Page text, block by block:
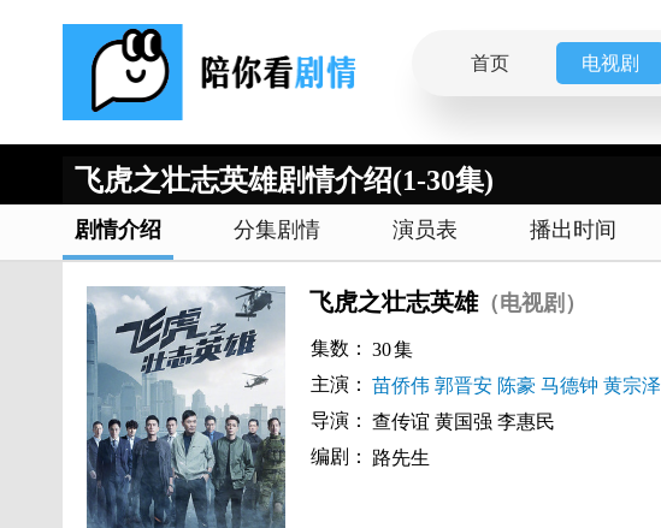
首页 电视剧
飞虎之壮志英雄剧情介绍(1-30集)
剧情介绍 分集剧情 演员表 播出时间
飞虎之壮志英雄（电视剧）
集数： 30集
主演： 苗侨伟 郭晋安 陈豪 马德钟 黄宗泽
导演： 查传谊 黄国强 李惠民
编剧：
路先生